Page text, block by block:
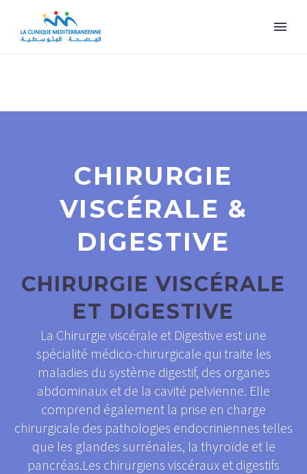
CHIRURGIE
VISCÉRALE &
DIGESTIVE
CHIRURGIE VISCÉRALE
ET DIGESTIVE
La Chirurgie viscérale et Digestive est une
spécialité médico-chirurgicale qui traite les
maladies du système digestif, des organes
abdominaux et de la cavité pelvienne. Elle
comprend également la prise en charge
chirurgicale des pathologies endocriniennes telles
que les glandes surrénales, la thyroïde et le
pancréas.Les chirurgiens viscéraux et digestifs